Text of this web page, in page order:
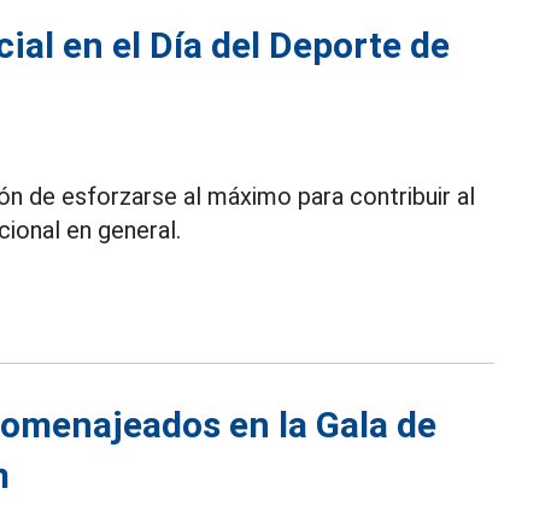
en el Día del Deporte de
de esforzarse al máximo para contribuir al
en general.
en la Gala de